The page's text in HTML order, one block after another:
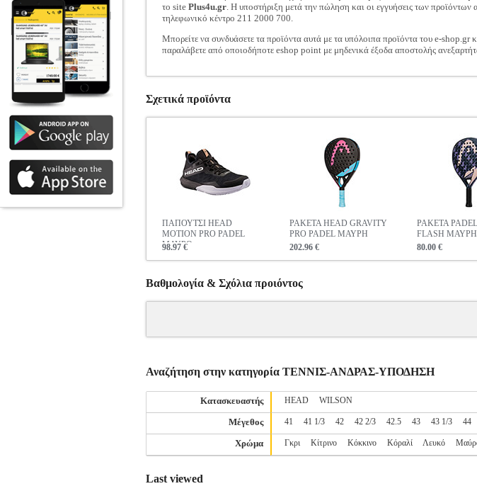
το site Plus4u.gr. Η υποστήριξη μετά την πώληση και οι εγγυήσεις των
τηλεφωνικό κέντρο 211 2000 700.
Μπορείτε να συνδυάσετε τα προϊόντα αυτά με τα υπόλοιπα προϊόντα του e-
παραλάβετε από οποιοδήποτε eshop point με μηδενικά έξοδα αποστολής
Σχετικά προϊόντα
ΠΑΠΟΥΤΣΙ HEAD
MOTION PRO PADEL
ΜΑΥΡΟ
98.97 €
ΡΑΚΕΤΑ HEAD GRAVITY
PRO PADEL ΜΑΥΡΗ
202.96 €
ΡΑΚΕΤΑ
FLASH
80.00 €
Βαθμολογία & Σχόλια προιόντος
Αναζήτηση στην κατηγορία ΤΕΝΝΙΣ-ΑΝΔΡΑΣ-ΥΠΟΔΗΣΗ
Κατασκευαστής HEAD WILSON
Μέγεθος 41 41 1/3 42 42 2/3 42.5 43 43 1/3 44
Χρώμα Γκρι Κίτρινο Κόκκινο Κόραλί Λευκό
Last viewed